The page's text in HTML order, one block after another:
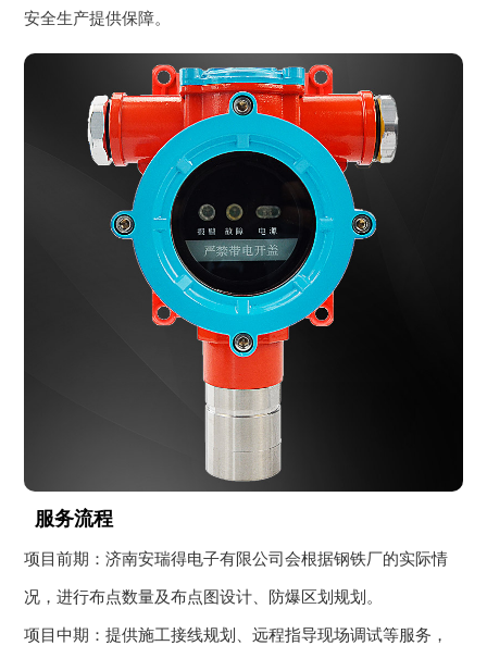
安全生产提供保障。
服务流程
项目前期：济南安瑞得电子有限公司会根据钢铁厂的实际情
况，进行布点数量及布点图设计、防爆区划规划。
项目中期：提供施工接线规划、远程指导现场调试等服务，